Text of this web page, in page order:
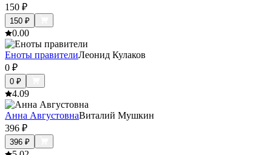
150 ₽
150 ₽
0.00
Еноты правителиЛеонид Кулаков
0 ₽
0 ₽
4.09
Анна АвгустовнаВиталий Мушкин
396 ₽
396 ₽